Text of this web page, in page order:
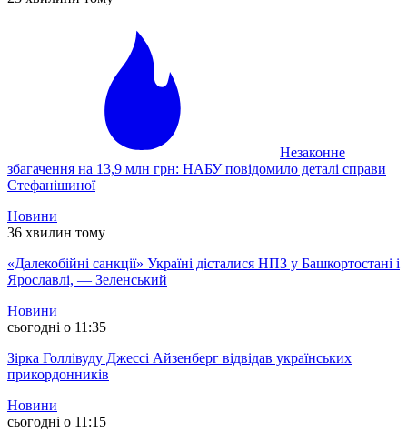
Незаконне
збагачення на 13,9 млн грн: НАБУ повідомило деталі справи
Стефанішиної
Новини
36 хвилин тому
«Далекобійні санкції» Україні дісталися НПЗ у Башкортостані і
Ярославлі, — Зеленський
Новини
сьогодні о 11:35
Зірка Голлівуду Джессі Айзенберг відвідав українських
прикордонників
Новини
сьогодні о 11:15